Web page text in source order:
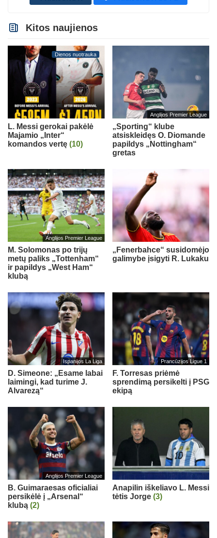
Kitos naujienos
Dienos nuotrauka
L. Messi gerokai pakėlė
Majamio „Inter“
komandos vertę (10)
Anglijos Premier League
„Sporting“ klube
atsiskleidęs O. Diomande
papildys „Nottingham“
gretas
Anglijos Premier League
M. Solomonas po trijų
metų paliks „Tottenham“
ir papildys „West Ham“
klubą
„Fenerbahce“ susidomėjo
galimybe įsigyti R. Lukaku
Ispanijos La Liga
D. Simeone: „Esame labai
laimingi, kad turime J.
Alvarezą“
Prancūzijos Ligue 1
F. Torresas priėmė
sprendimą persikelti į PSG
ekipą
Anglijos Premier League
B. Guimaraesas oficialiai
persikėlė į „Arsenal“
klubą (2)
Anapilin iškeliavo L. Messi
tėtis Jorge (3)